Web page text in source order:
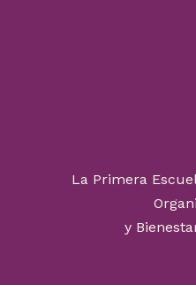
La Primera
y